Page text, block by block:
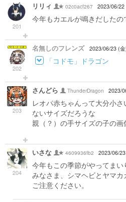
201
リリィ 02c0acf267 2023/06/
今年もカエルが鳴きだしたの
202
名無しのフレンズ 2023/06/23 (
「コドモ」ドラゴン
203
さんどら ThunderDragon 2023/
レオパ赤ちゃんって大分小
ないサイズだろうな
親（？）の手サイズの子の画
204
いさな 4609936fb2 2023/06/
今年もこの季節がやってまい
みなさま、シマヘビとヤマ
ご注意ください。